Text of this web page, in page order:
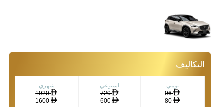
التكاليف
يومي
96
80
اسبوعي
720
شهري
1920
1600